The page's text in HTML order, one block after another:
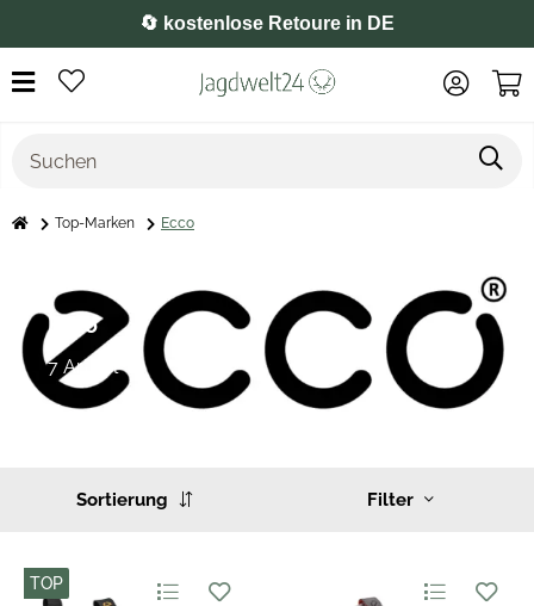
⭐️ 4,8 auf Google
Top-Marken Ecco
Ecco
7 Artikel
Filter
Sortierung
TOP